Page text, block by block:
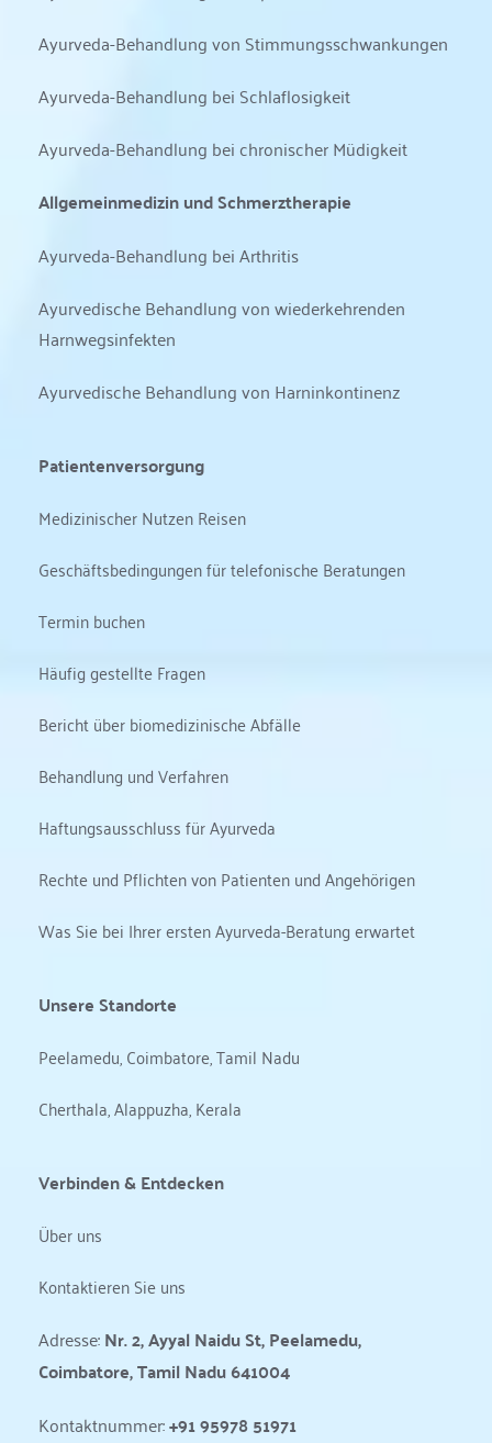
Ayurveda-Behandlung von Stimmungsschwankungen
Ayurveda-Behandlung bei Schlaflosigkeit
Ayurveda-Behandlung bei chronischer Müdigkeit
Allgemeinmedizin und Schmerztherapie
Ayurveda-Behandlung bei Arthritis
Ayurvedische Behandlung von wiederkehrenden
Harnwegsinfekten
Ayurvedische Behandlung von Harninkontinenz
Patientenversorgung
Medizinischer Nutzen Reisen
Geschäftsbedingungen für telefonische Beratungen
Termin buchen
Häufig gestellte Fragen
Bericht über biomedizinische Abfälle
Behandlung und Verfahren
Haftungsausschluss für Ayurveda
Rechte und Pflichten von Patienten und Angehörigen
Was Sie bei Ihrer ersten Ayurveda-Beratung erwartet
Unsere Standorte
Peelamedu, Coimbatore, Tamil Nadu
Cherthala, Alappuzha, Kerala
Verbinden & Entdecken
Über uns
Kontaktieren Sie uns
Adresse: Nr. 2, Ayyal Naidu St, Peelamedu,
Coimbatore, Tamil Nadu 641004
Kontaktnummer: +91 95978 51971